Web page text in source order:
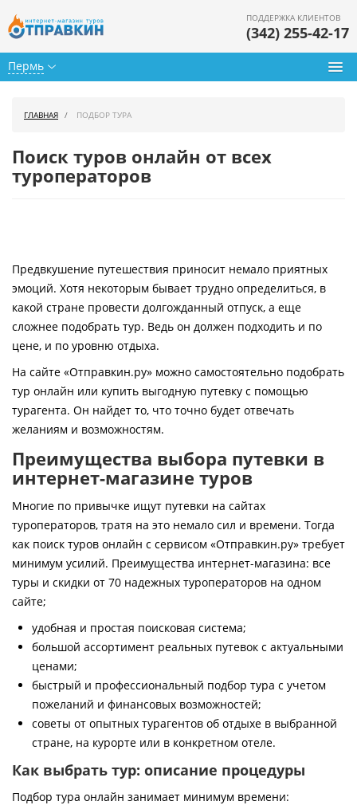
Пермь
ПОДДЕРЖКА КЛИЕНТОВ
(342) 255-42-17
Горящие туры
Страны
Как купить
Контакты
ГЛАВНАЯ ПОДБОР ТУРА
Поиск туров онлайн от всех
туроператоров
Предвкушение путешествия приносит немало приятных
эмоций. Хотя некоторым бывает трудно определиться, в
какой стране провести долгожданный отпуск, а еще
сложнее подобрать тур. Ведь он должен подходить и по
цене, и по уровню отдыха.
На сайте «Отправкин.ру» можно самостоятельно подобрать
тур онлайн или купить выгодную путевку с помощью
турагента. Он найдет то, что точно будет отвечать
желаниям и возможностям.
Преимущества выбора путевки в
интернет-магазине туров
Многие по привычке ищут путевки на сайтах
туроператоров, тратя на это немало сил и времени. Тогда
как поиск туров онлайн с сервисом «Отправкин.ру» требует
минимум усилий. Преимущества интернет-магазина: все
туры и скидки от 70 надежных туроператоров на одном
сайте;
удобная и простая поисковая система;
большой ассортимент реальных путевок с актуальными
ценами;
быстрый и профессиональный подбор тура с учетом
пожеланий и финансовых возможностей;
советы от опытных турагентов об отдыхе в выбранной
стране, на курорте или в конкретном отеле.
Как выбрать тур: описание процедуры
Подбор тура онлайн занимает минимум времени: